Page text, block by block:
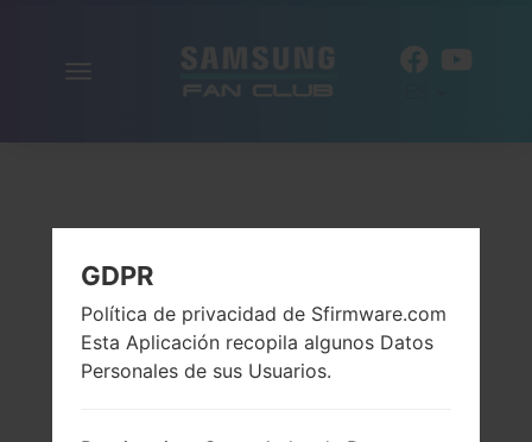
GDPR
Política de privacidad de Sfirmware.com
Esta Aplicación recopila algunos Datos
Personales de sus Usuarios.